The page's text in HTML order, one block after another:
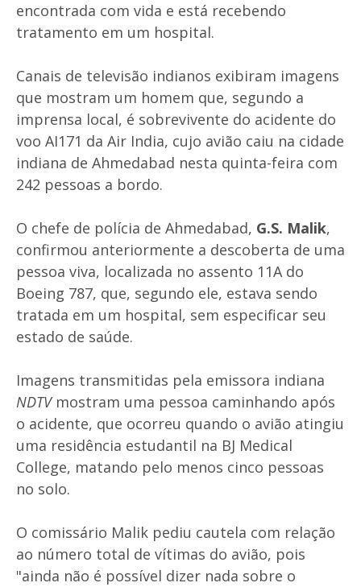
encontrada com vida e está recebendo
tratamento em um hospital.
Canais de televisão indianos exibiram imagens
que mostram um homem que, segundo a
imprensa local, é sobrevivente do acidente do
voo AI171 da Air India, cujo avião caiu na cidade
indiana de Ahmedabad nesta quinta-feira com
242 pessoas a bordo.
O chefe de polícia de Ahmedabad, G.S. Malik,
confirmou anteriormente a descoberta de uma
pessoa viva, localizada no assento 11A do
Boeing 787, que, segundo ele, estava sendo
tratada em um hospital, sem especificar seu
estado de saúde.
Imagens transmitidas pela emissora indiana
NDTV mostram uma pessoa caminhando após
o acidente, que ocorreu quando o avião atingiu
uma residência estudantil na BJ Medical
College, matando pelo menos cinco pessoas
no solo.
O comissário Malik pediu cautela com relação
ao número total de vítimas do avião, pois
"ainda não é possível dizer nada sobre o